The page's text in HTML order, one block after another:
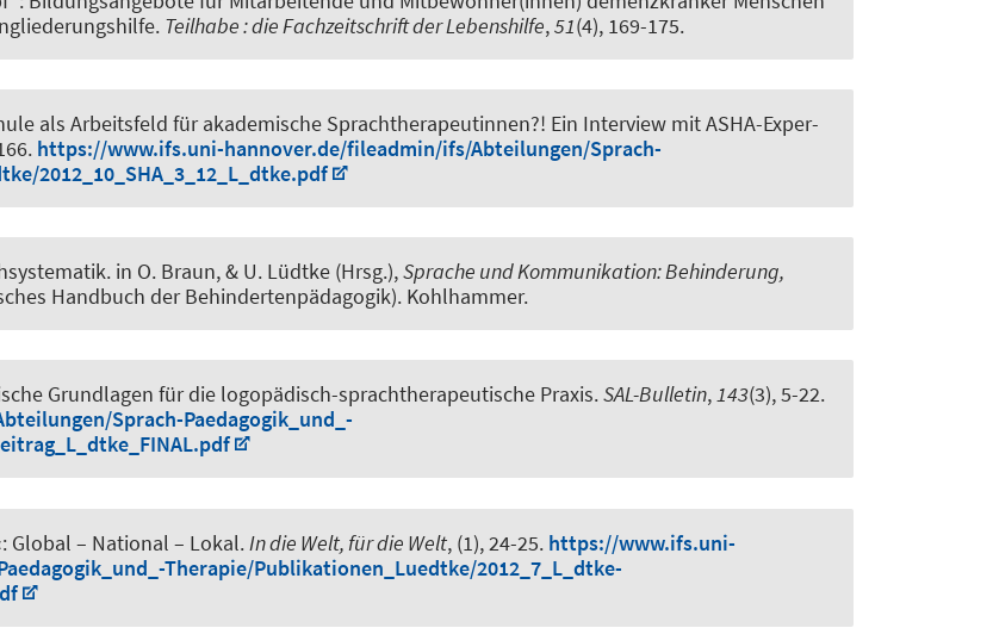
. Teilhabe : die Fachzeitschrift der Lebenshilfe,51(4), 169-175.
als Arbeitsfeld für akademische Sprachtherapeutinnen?! Ein Interview mit ASHA-Exper-
https://www.ifs.uni-hannover.de/fileadmin/ifs/Abteilungen/Sprach-
2012_10_SHA_3_12_L_dtke.pdf
. in O. Braun, & U. Lüdtke (Hrsg.),Sprache und Kommunikation: Behinderung,
Handbuch der Behindertenpädagogik). Kohlhammer.
Grundlagen für die logopädisch-sprachtherapeutische Praxis.SAL-Bulletin,143(3), 5-22.
Sprach-Paedagogik_und_-
Global – National – Lokal. In die Welt, für die Welt, (1), 24-25. https://www.ifs.uni-
Therapie/Publikationen_Luedtke/2012_7_L_dtke-